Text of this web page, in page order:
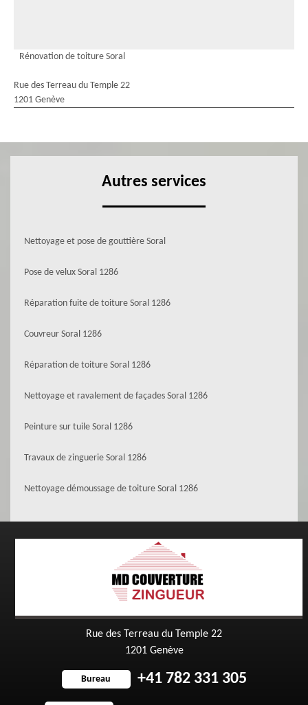
Rénovation de toiture Soral
Rue des Terreau du Temple 22
1201 Genève
Autres services
Nettoyage et pose de gouttière Soral
Pose de velux Soral 1286
Réparation fuite de toiture Soral 1286
Couvreur Soral 1286
Réparation de toiture Soral 1286
Nettoyage et ravalement de façades Soral 1286
Peinture sur tuile Soral 1286
Travaux de zinguerie Soral 1286
Nettoyage démoussage de toiture Soral 1286
Rue des Terreau du Temple 22
1201 Genève
Bureau +41 782 331 305